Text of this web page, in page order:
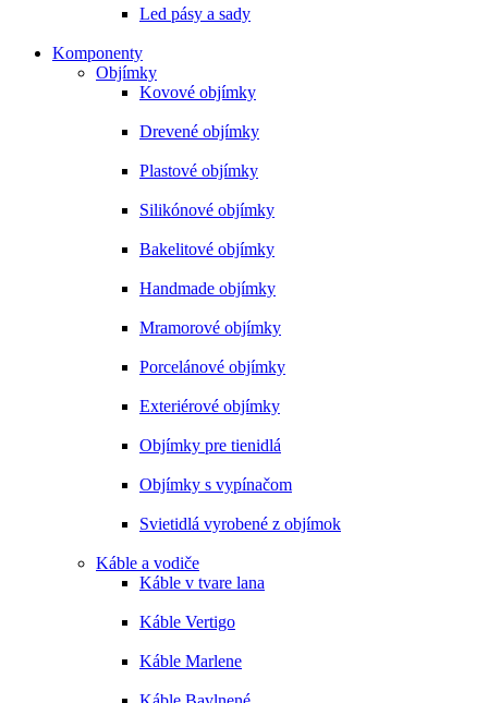
Led pásy a sady
Komponenty
Objímky
Kovové objímky
Drevené objímky
Plastové objímky
Silikónové objímky
Bakelitové objímky
Handmade objímky
Mramorové objímky
Porcelánové objímky
Exteriérové objímky
Objímky pre tienidlá
Objímky s vypínačom
Svietidlá vyrobené z objímok
Káble a vodiče
Káble v tvare lana
Káble Vertigo
Káble Marlene